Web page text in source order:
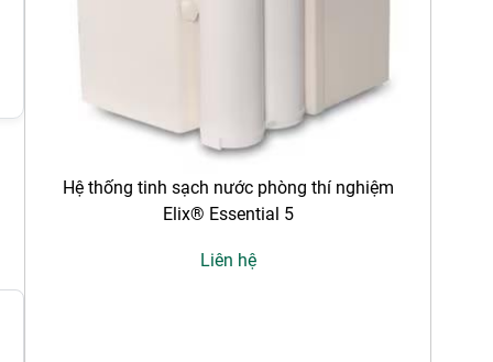
Hệ thống tinh sạch nước phòng thí nghiệm
Elix® Essential 5
Liên hệ